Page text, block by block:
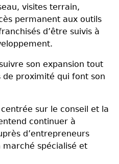
visites terrain,
permanent aux outils
d’être suivis à
son expansion tout
de proximité qui font son
sur le conseil et la
continuer à
d’entrepreneurs
spécialisé et